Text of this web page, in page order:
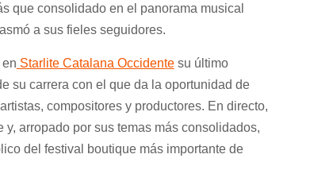
que consolidado en el panorama musical
a sus fieles seguidores.
Starlite Catalana Occidentesu último
su carrera con el que da la oportunidad de
compositores y productores. En directo,
arropado por sus temas más consolidados,
del festival boutique más importante de